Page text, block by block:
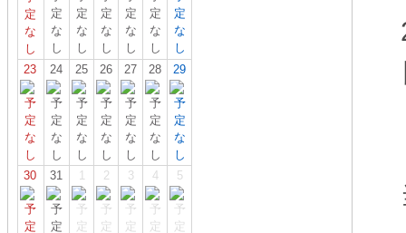
23 24 25 26 27 28 29
30 31 1 2 3 4 5